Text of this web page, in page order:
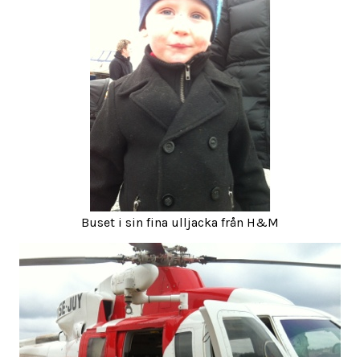
Buset i sin fina ulljacka från H&M